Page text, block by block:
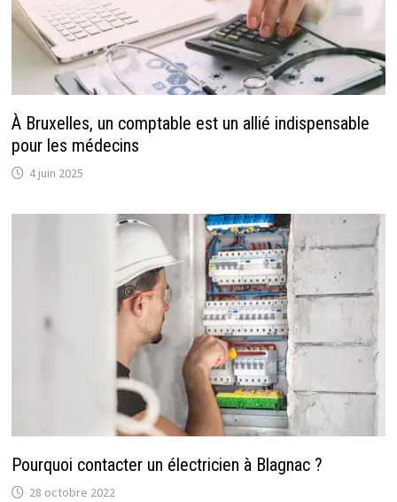
À Bruxelles, un comptable est un allié indispensable
pour les médecins
4 juin 2025
Pourquoi contacter un électricien à Blagnac ?
28 octobre 2022